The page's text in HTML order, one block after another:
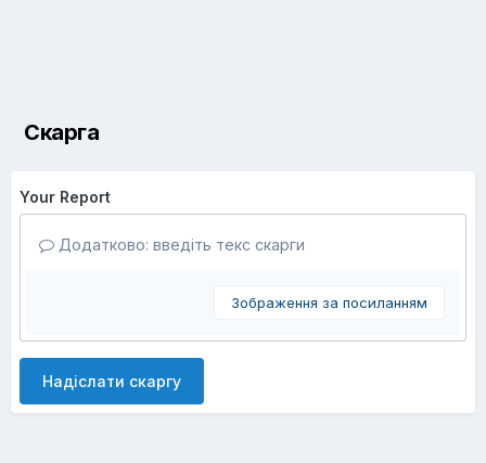
Скарга
Your Report
Додатково: введіть текс скарги
Зображення за посиланням
Надіслати скаргу